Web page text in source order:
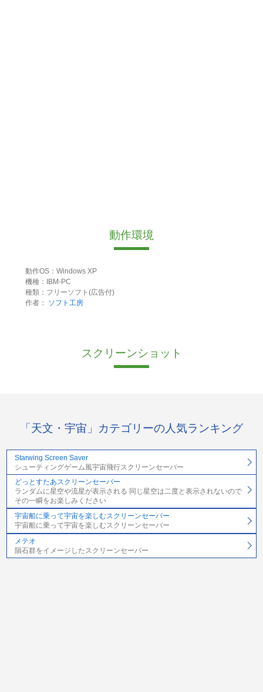
動作環境
動作OS：Windows XP
機種：IBM-PC
種類：フリーソフト(広告付)
作者：
ソフト工房
スクリーンショット
「天文・宇宙」カテゴリーの人気ランキング
Starwing Screen Saver
シューティングゲーム風宇宙飛行スクリーンセーバー
どっとすたあスクリーンセーバー
ランダムに星空や流星が表示される 同じ星空は二度と表示されないので
その一瞬をお楽しみください
宇宙船に乗って宇宙を楽しむスクリーンセーバー
宇宙船に乗って宇宙を楽しむスクリーンセーバー
メテオ
隕石群をイメージしたスクリーンセーバー